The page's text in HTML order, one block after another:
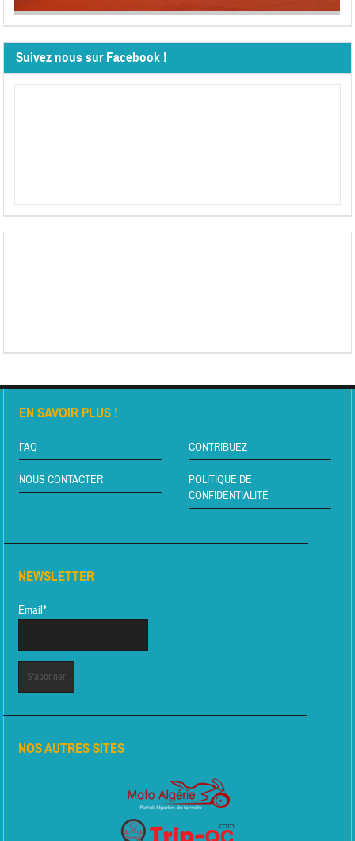
Suivez nous sur Facebook !
EN SAVOIR PLUS !
FAQ CONTRIBUEZ
NOUS CONTACTER
POLITIQUE DE
CONFIDENTIALITÉ
NEWSLETTER
Email*
NOS AUTRES SITES